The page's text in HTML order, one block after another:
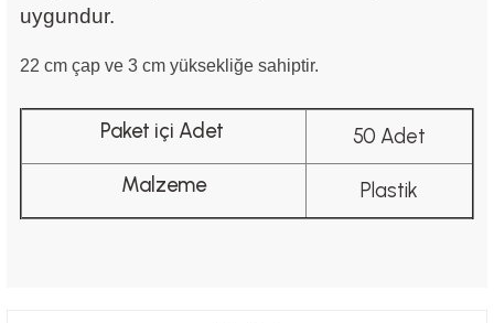
uygundur.
22 cm çap ve 3 cm yüksekliğe sahiptir.
Paket içi Adet
50 Adet
Malzeme
Plastik